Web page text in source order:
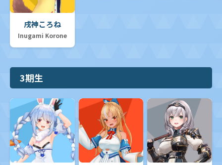
戌神ころね
Inugami Korone
3期生